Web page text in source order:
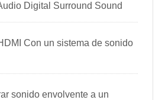
Digital Surround Sound
Con un sistema de sonido
sonido envolvente a un